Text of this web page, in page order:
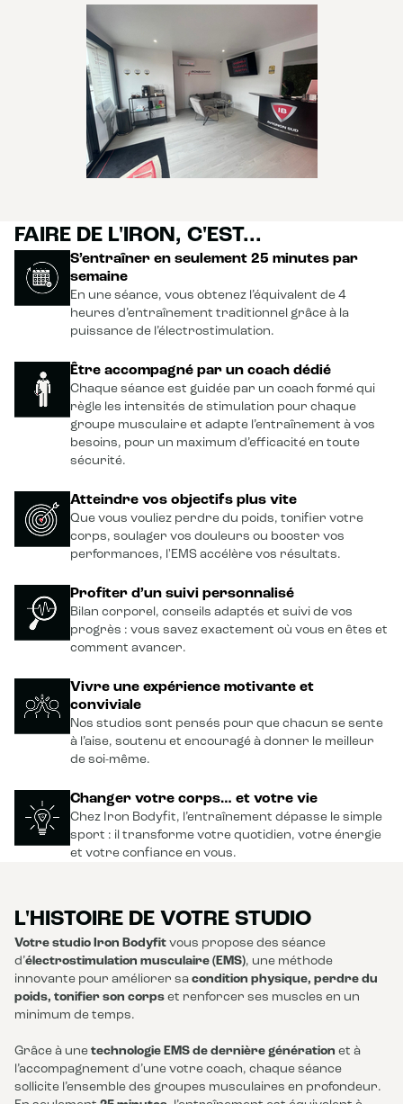
FAIRE DE L'IRON, C'EST...
S’entraîner en seulement 25 minutes par
semaine
En une séance, vous obtenez l’équivalent de 4
heures d’entraînement traditionnel grâce à la
puissance de l’électrostimulation.
Être accompagné par un coach dédié
Chaque séance est guidée par un coach formé qui
règle les intensités de stimulation pour chaque
groupe musculaire et adapte l’entraînement à vos
besoins, pour un maximum d’efficacité en toute
sécurité.
Atteindre vos objectifs plus vite
Que vous vouliez perdre du poids, tonifier votre
corps, soulager vos douleurs ou booster vos
performances, l'EMS accélère vos résultats.
Profiter d’un suivi personnalisé
Bilan corporel, conseils adaptés et suivi de vos
progrès : vous savez exactement où vous en êtes et
comment avancer.
Vivre une expérience motivante et
conviviale
Nos studios sont pensés pour que chacun se sente
à l’aise, soutenu et encouragé à donner le meilleur
de soi-même.
Changer votre corps… et votre vie
Chez Iron Bodyfit, l’entraînement dépasse le simple
sport : il transforme votre quotidien, votre énergie
et votre confiance en vous.
L'HISTOIRE DE VOTRE STUDIO
Votre studio Iron Bodyfit vous propose des séance
d’électrostimulation musculaire (EMS), une méthode
innovante pour améliorer sa condition physique, perdre du
poids, tonifier son corps et renforcer ses muscles en un
minimum de temps.
Grâce à une technologie EMS de dernière génération et à
l’accompagnement d’une votre coach, chaque séance
sollicite l’ensemble des groupes musculaires en profondeur.